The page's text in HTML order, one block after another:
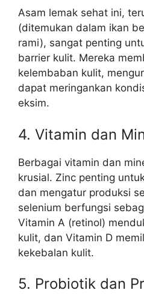
Asam lemak sehat ini,
(ditemukan dalam ikan
rami), sangat penting
barrier kulit. Mereka
kelembaban kulit,
dapat meringankan
eksim.
4. Vitamin dan
Berbagai vitamin dan
krusial. Zinc penting
dan mengatur produksi
selenium berfungsi
Vitamin A (retinol)
kulit, dan Vitamin D
kekebalan kulit.
5. Probiotik dan